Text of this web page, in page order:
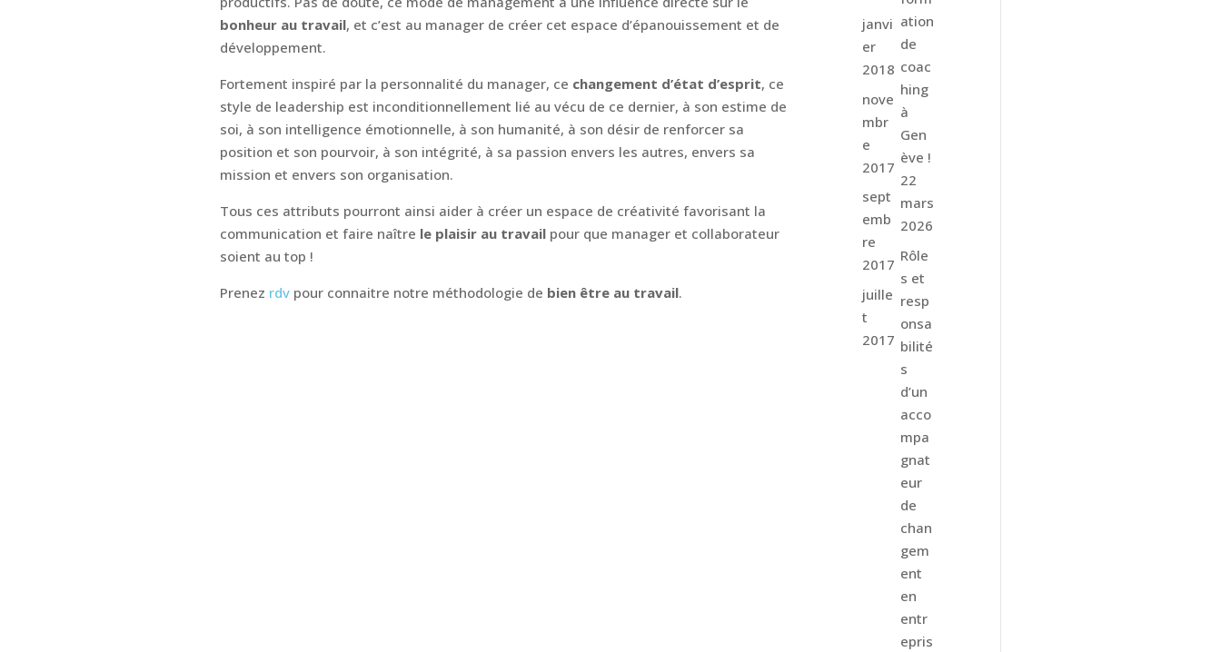
bonheur au travail, et c’est au manager de créer cet espace d’épanouissement et de
développement.
Fortement inspiré par la personnalité du manager, ce changement d’état d’esprit, ce
style de leadership est inconditionnellement lié au vécu de ce dernier, à son estime de
soi, à son intelligence émotionnelle, à son humanité, à son désir de renforcer sa
position et son pourvoir, à son intégrité, à sa passion envers les autres, envers sa
mission et envers son organisation.
Tous ces attributs pourront ainsi aider à créer un espace de créativité favorisant la
communication et faire naître le plaisir au travail pour que manager et collaborateur
soient au top !
Prenez rdvpour connaitre notre méthodologie de bien être au travail.
janvi
er
2018
nove
mbr
e
2017
sept
emb
re
2017
juille
t
2017
ation
de
coac
hing
à
Gen
ève !
22
mars
2026
Rôle
s et
resp
onsa
bilité
s
d’un
acco
mpa
gnat
eur
de
chan
gem
ent
en
entr
epris